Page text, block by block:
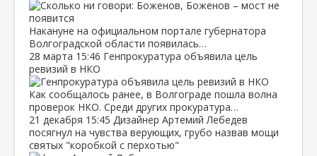
Накануне на официальном портале губернатора
Волгоградской области появилась…
28 марта 15:46 Генпрокуратура объявила цель
ревизий в НКО
Как сообщалось ранее, в Волгограде пошла волна
проверок НКО. Среди других прокуратура…
21 декабря 15:45 Дизайнер Артемий Лебедев
посягнул на чувства верующих, грубо назвав мощи
святых "коробкой с перхотью"